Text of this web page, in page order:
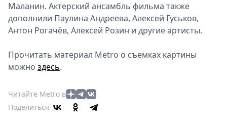
Маланин. Актерский ансамбль фильма также
дополнили Паулина Андреева, Алексей Гуськов,
Антон Рогачёв, Алексей Розин и другие артисты.
Прочитать материал Metro о съемках картины
можно здесь.
Читайте Metro в
Поделиться